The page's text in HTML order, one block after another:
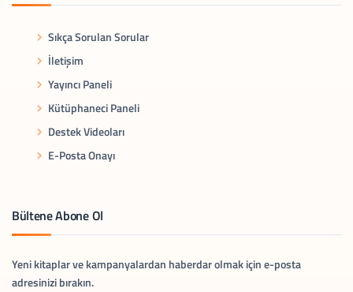
Sıkça Sorulan Sorular
İletişim
Yayıncı Paneli
Kütüphaneci Paneli
Destek Videoları
E-Posta Onayı
Bültene Abone Ol
Yeni kitaplar ve kampanyalardan haberdar olmak için e-posta
adresinizi bırakın.